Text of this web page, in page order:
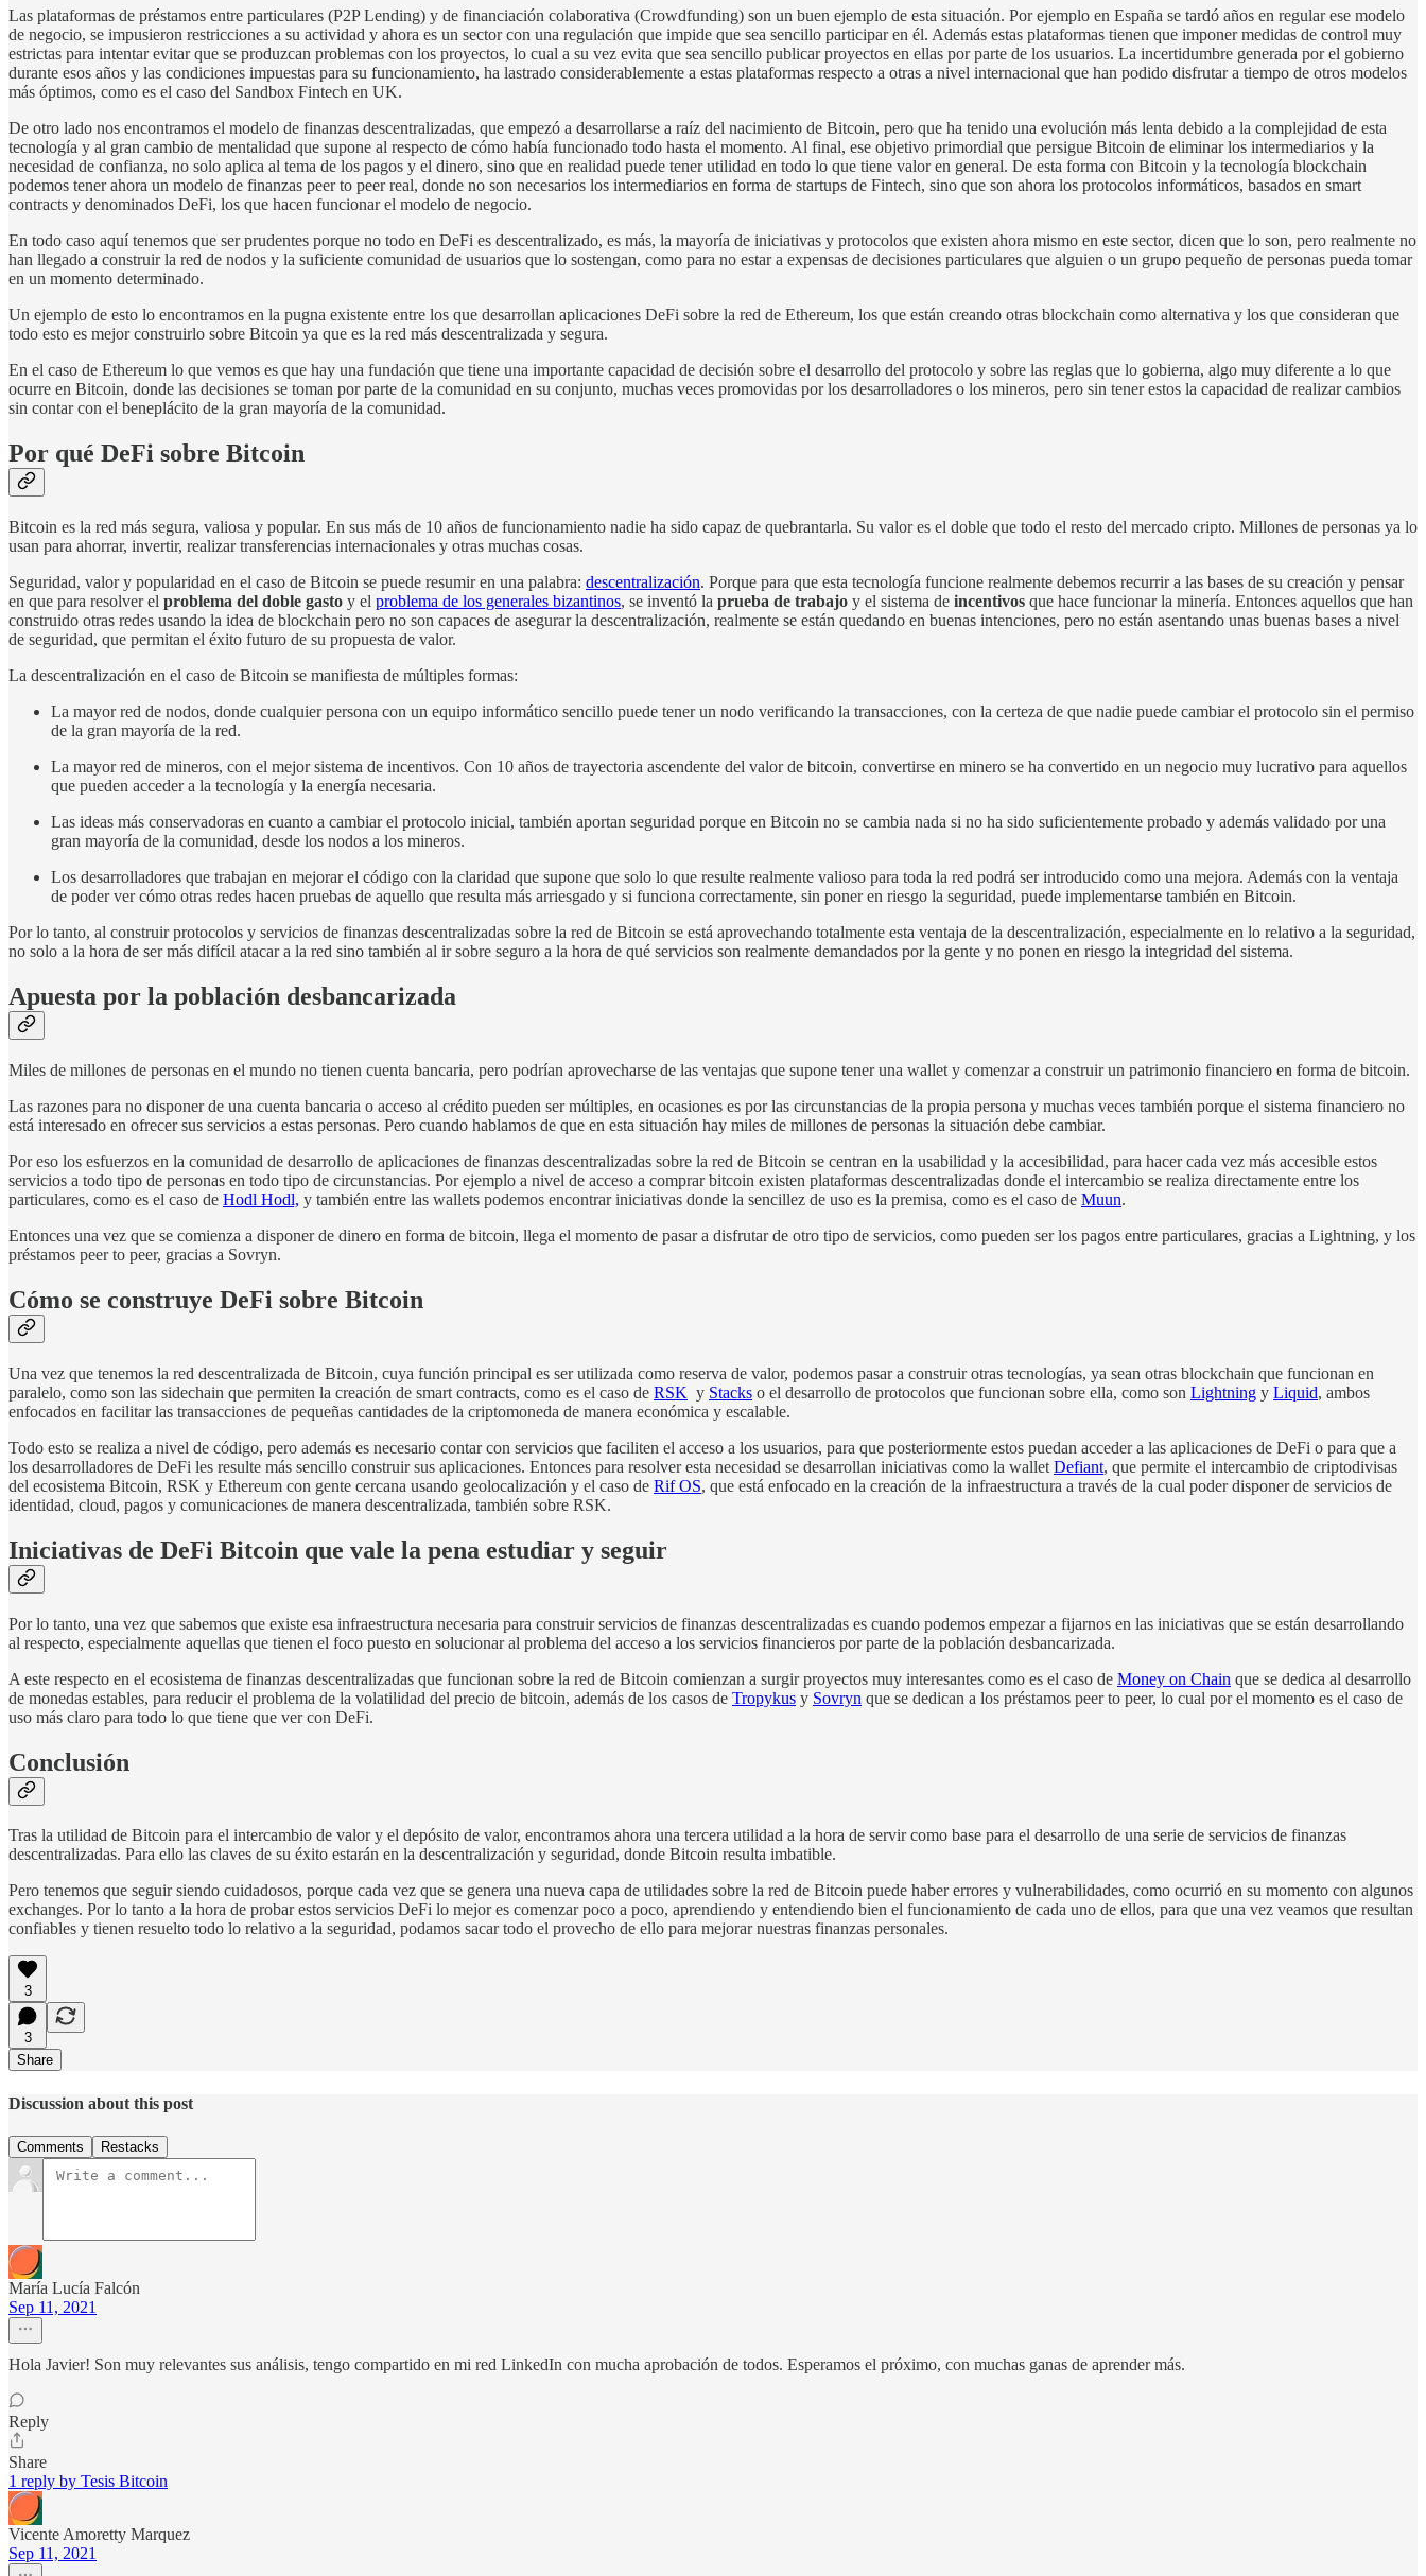
Las plataformas de préstamos entre particulares (P2P Lending) y de financiación colaborativa (Crowdfunding) son un buen ejemplo de esta situación. Por ejemplo en España se tardó años en regular ese modelo
de negocio, se impusieron restricciones a su actividad y ahora es un sector con una regulación que impide que sea sencillo participar en él. Además estas plataformas tienen que imponer medidas de control muy
estrictas para intentar evitar que se produzcan problemas con los proyectos, lo cual a su vez evita que sea sencillo publicar proyectos en ellas por parte de los usuarios. La incertidumbre generada por el gobierno
durante esos años y las condiciones impuestas para su funcionamiento, ha lastrado considerablemente a estas plataformas respecto a otras a nivel internacional que han podido disfrutar a tiempo de otros modelos
más óptimos, como es el caso del Sandbox Fintech en UK.
De otro lado nos encontramos el modelo de finanzas descentralizadas, que empezó a desarrollarse a raíz del nacimiento de Bitcoin, pero que ha tenido una evolución más lenta debido a la complejidad de esta
tecnología y al gran cambio de mentalidad que supone al respecto de cómo había funcionado todo hasta el momento. Al final, ese objetivo primordial que persigue Bitcoin de eliminar los intermediarios y la
necesidad de confianza, no solo aplica al tema de los pagos y el dinero, sino que en realidad puede tener utilidad en todo lo que tiene valor en general. De esta forma con Bitcoin y la tecnología blockchain
podemos tener ahora un modelo de finanzas peer to peer real, donde no son necesarios los intermediarios en forma de startups de Fintech, sino que son ahora los protocolos informáticos, basados en smart
contracts y denominados DeFi, los que hacen funcionar el modelo de negocio.
En todo caso aquí tenemos que ser prudentes porque no todo en DeFi es descentralizado, es más, la mayoría de iniciativas y protocolos que existen ahora mismo en este sector, dicen que lo son, pero realmente no
han llegado a construir la red de nodos y la suficiente comunidad de usuarios que lo sostengan, como para no estar a expensas de decisiones particulares que alguien o un grupo pequeño de personas pueda tomar
en un momento determinado.
Un ejemplo de esto lo encontramos en la pugna existente entre los que desarrollan aplicaciones DeFi sobre la red de Ethereum, los que están creando otras blockchain como alternativa y los que consideran que
todo esto es mejor construirlo sobre Bitcoin ya que es la red más descentralizada y segura.
En el caso de Ethereum lo que vemos es que hay una fundación que tiene una importante capacidad de decisión sobre el desarrollo del protocolo y sobre las reglas que lo gobierna, algo muy diferente a lo que
ocurre en Bitcoin, donde las decisiones se toman por parte de la comunidad en su conjunto, muchas veces promovidas por los desarrolladores o los mineros, pero sin tener estos la capacidad de realizar cambios
sin contar con el beneplácito de la gran mayoría de la comunidad.
Por qué DeFi sobre Bitcoin
Bitcoin es la red más segura, valiosa y popular. En sus más de 10 años de funcionamiento nadie ha sido capaz de quebrantarla. Su valor es el doble que todo el resto del mercado cripto. Millones de personas ya lo
usan para ahorrar, invertir, realizar transferencias internacionales y otras muchas cosas.
Seguridad, valor y popularidad en el caso de Bitcoin se puede resumir en una palabra: descentralización. Porque para que esta tecnología funcione realmente debemos recurrir a las bases de su creación y pensar
en que para resolver el problema del doble gasto y el problema de los generales bizantinos, se inventó la prueba de trabajo y el sistema de incentivos que hace funcionar la minería. Entonces aquellos que han
construido otras redes usando la idea de blockchain pero no son capaces de asegurar la descentralización, realmente se están quedando en buenas intenciones, pero no están asentando unas buenas bases a nivel
de seguridad, que permitan el éxito futuro de su propuesta de valor.
La descentralización en el caso de Bitcoin se manifiesta de múltiples formas:
La mayor red de nodos, donde cualquier persona con un equipo informático sencillo puede tener un nodo verificando la transacciones, con la certeza de que nadie puede cambiar el protocolo sin el permiso
de la gran mayoría de la red.
La mayor red de mineros, con el mejor sistema de incentivos. Con 10 años de trayectoria ascendente del valor de bitcoin, convertirse en minero se ha convertido en un negocio muy lucrativo para aquellos
que pueden acceder a la tecnología y la energía necesaria.
Las ideas más conservadoras en cuanto a cambiar el protocolo inicial, también aportan seguridad porque en Bitcoin no se cambia nada si no ha sido suficientemente probado y además validado por una
gran mayoría de la comunidad, desde los nodos a los mineros.
Los desarrolladores que trabajan en mejorar el código con la claridad que supone que solo lo que resulte realmente valioso para toda la red podrá ser introducido como una mejora. Además con la ventaja
de poder ver cómo otras redes hacen pruebas de aquello que resulta más arriesgado y si funciona correctamente, sin poner en riesgo la seguridad, puede implementarse también en Bitcoin.
Por lo tanto, al construir protocolos y servicios de finanzas descentralizadas sobre la red de Bitcoin se está aprovechando totalmente esta ventaja de la descentralización, especialmente en lo relativo a la seguridad,
no solo a la hora de ser más difícil atacar a la red sino también al ir sobre seguro a la hora de qué servicios son realmente demandados por la gente y no ponen en riesgo la integridad del sistema.
Apuesta por la población desbancarizada
Miles de millones de personas en el mundo no tienen cuenta bancaria, pero podrían aprovecharse de las ventajas que supone tener una wallet y comenzar a construir un patrimonio financiero en forma de bitcoin.
Las razones para no disponer de una cuenta bancaria o acceso al crédito pueden ser múltiples, en ocasiones es por las circunstancias de la propia persona y muchas veces también porque el sistema financiero no
está interesado en ofrecer sus servicios a estas personas. Pero cuando hablamos de que en esta situación hay miles de millones de personas la situación debe cambiar.
Por eso los esfuerzos en la comunidad de desarrollo de aplicaciones de finanzas descentralizadas sobre la red de Bitcoin se centran en la usabilidad y la accesibilidad, para hacer cada vez más accesible estos
servicios a todo tipo de personas en todo tipo de circunstancias. Por ejemplo a nivel de acceso a comprar bitcoin existen plataformas descentralizadas donde el intercambio se realiza directamente entre los
particulares, como es el caso de Hodl Hodl, y también entre las wallets podemos encontrar iniciativas donde la sencillez de uso es la premisa, como es el caso de Muun.
Entonces una vez que se comienza a disponer de dinero en forma de bitcoin, llega el momento de pasar a disfrutar de otro tipo de servicios, como pueden ser los pagos entre particulares, gracias a Lightning, y los
préstamos peer to peer, gracias a Sovryn.
Cómo se construye DeFi sobre Bitcoin
Una vez que tenemos la red descentralizada de Bitcoin, cuya función principal es ser utilizada como reserva de valor, podemos pasar a construir otras tecnologías, ya sean otras blockchain que funcionan en
paralelo, como son las sidechain que permiten la creación de smart contracts, como es el caso de RSK y Stacks o el desarrollo de protocolos que funcionan sobre ella, como son Lightning y Liquid, ambos
enfocados en facilitar las transacciones de pequeñas cantidades de la criptomoneda de manera económica y escalable.
Todo esto se realiza a nivel de código, pero además es necesario contar con servicios que faciliten el acceso a los usuarios, para que posteriormente estos puedan acceder a las aplicaciones de DeFi o para que a
los desarrolladores de DeFi les resulte más sencillo construir sus aplicaciones. Entonces para resolver esta necesidad se desarrollan iniciativas como la wallet Defiant, que permite el intercambio de criptodivisas
del ecosistema Bitcoin, RSK y Ethereum con gente cercana usando geolocalización y el caso de Rif OS, que está enfocado en la creación de la infraestructura a través de la cual poder disponer de servicios de
identidad, cloud, pagos y comunicaciones de manera descentralizada, también sobre RSK.
Iniciativas de DeFi Bitcoin que vale la pena estudiar y seguir
Por lo tanto, una vez que sabemos que existe esa infraestructura necesaria para construir servicios de finanzas descentralizadas es cuando podemos empezar a fijarnos en las iniciativas que se están desarrollando
al respecto, especialmente aquellas que tienen el foco puesto en solucionar al problema del acceso a los servicios financieros por parte de la población desbancarizada.
A este respecto en el ecosistema de finanzas descentralizadas que funcionan sobre la red de Bitcoin comienzan a surgir proyectos muy interesantes como es el caso de Money on Chain que se dedica al desarrollo
de monedas estables, para reducir el problema de la volatilidad del precio de bitcoin, además de los casos de Tropykus y Sovryn que se dedican a los préstamos peer to peer, lo cual por el momento es el caso de
uso más claro para todo lo que tiene que ver con DeFi.
Conclusión
Tras la utilidad de Bitcoin para el intercambio de valor y el depósito de valor, encontramos ahora una tercera utilidad a la hora de servir como base para el desarrollo de una serie de servicios de finanzas
descentralizadas. Para ello las claves de su éxito estarán en la descentralización y seguridad, donde Bitcoin resulta imbatible.
Pero tenemos que seguir siendo cuidadosos, porque cada vez que se genera una nueva capa de utilidades sobre la red de Bitcoin puede haber errores y vulnerabilidades, como ocurrió en su momento con algunos
exchanges. Por lo tanto a la hora de probar estos servicios DeFi lo mejor es comenzar poco a poco, aprendiendo y entendiendo bien el funcionamiento de cada uno de ellos, para que una vez veamos que resultan
confiables y tienen resuelto todo lo relativo a la seguridad, podamos sacar todo el provecho de ello para mejorar nuestras finanzas personales.
3
3
Share
Discussion about this post
Comments Restacks
María Lucía Falcón
Sep 11, 2021
Hola Javier! Son muy relevantes sus análisis, tengo compartido en mi red LinkedIn con mucha aprobación de todos. Esperamos el próximo, con muchas ganas de aprender más.
Reply
Share
1 reply by Tesis Bitcoin
Vicente Amoretty Marquez
Sep 11, 2021